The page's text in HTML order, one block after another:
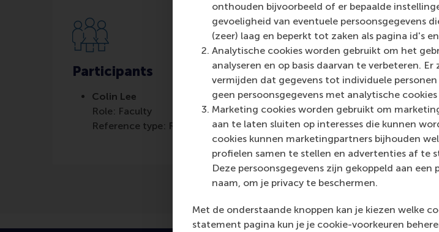
onthouden bijvoorbeeld of er bepaalde
gevoeligheid van eventuele persoonsgegevens
(zeer) laag en beperkt tot zaken als pagina id's
Analytische cookies worden gebruikt om het
analyseren en op basis daarvan te verbeteren.
vermijden dat gegevens tot individuele
geen persoonsgegevens met analytische
Marketing cookies worden gebruikt om
aan te laten sluiten op interesses die kunnen
cookies kunnen marketingpartners bijhouden
profielen samen te stellen en advertenties af te
Deze persoonsgegevens zijn gekoppeld aan
naam, om je privacy te beschermen.
Met de onderstaande knoppen kan je kiezen welke
statement pagina kun je je cookie-voorkeuren
Participants
Colin Lee
Role: Faculty
Reference type: Referenced